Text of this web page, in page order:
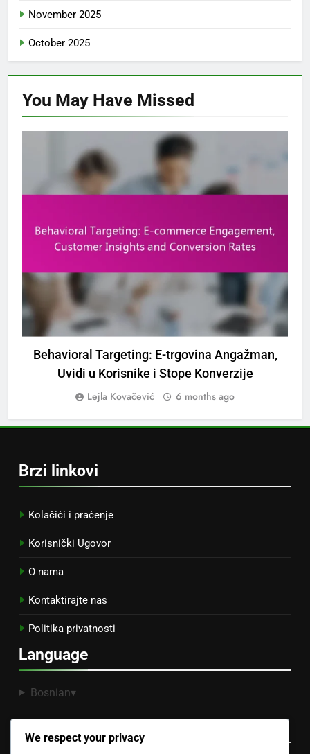
November 2025
October 2025
You May Have Missed
EFIKASNE STRATEGIJE CILJANOG OGLAŠAVANJA PRIKAZA
Behavioral Targeting: E-trgovina Angažman,
Uvidi u Korisnike i Stope Konverzije
Lejla Kovačević 6 months ago
Brzi linkovi
Kolačići i praćenje
Korisnički Ugovor
O nama
Kontaktirajte nas
Politika privatnosti
Language
Bosnian▾
Kategorije
We respect your privacy